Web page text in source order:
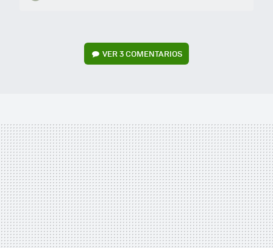
VER3 COMENTARIOS